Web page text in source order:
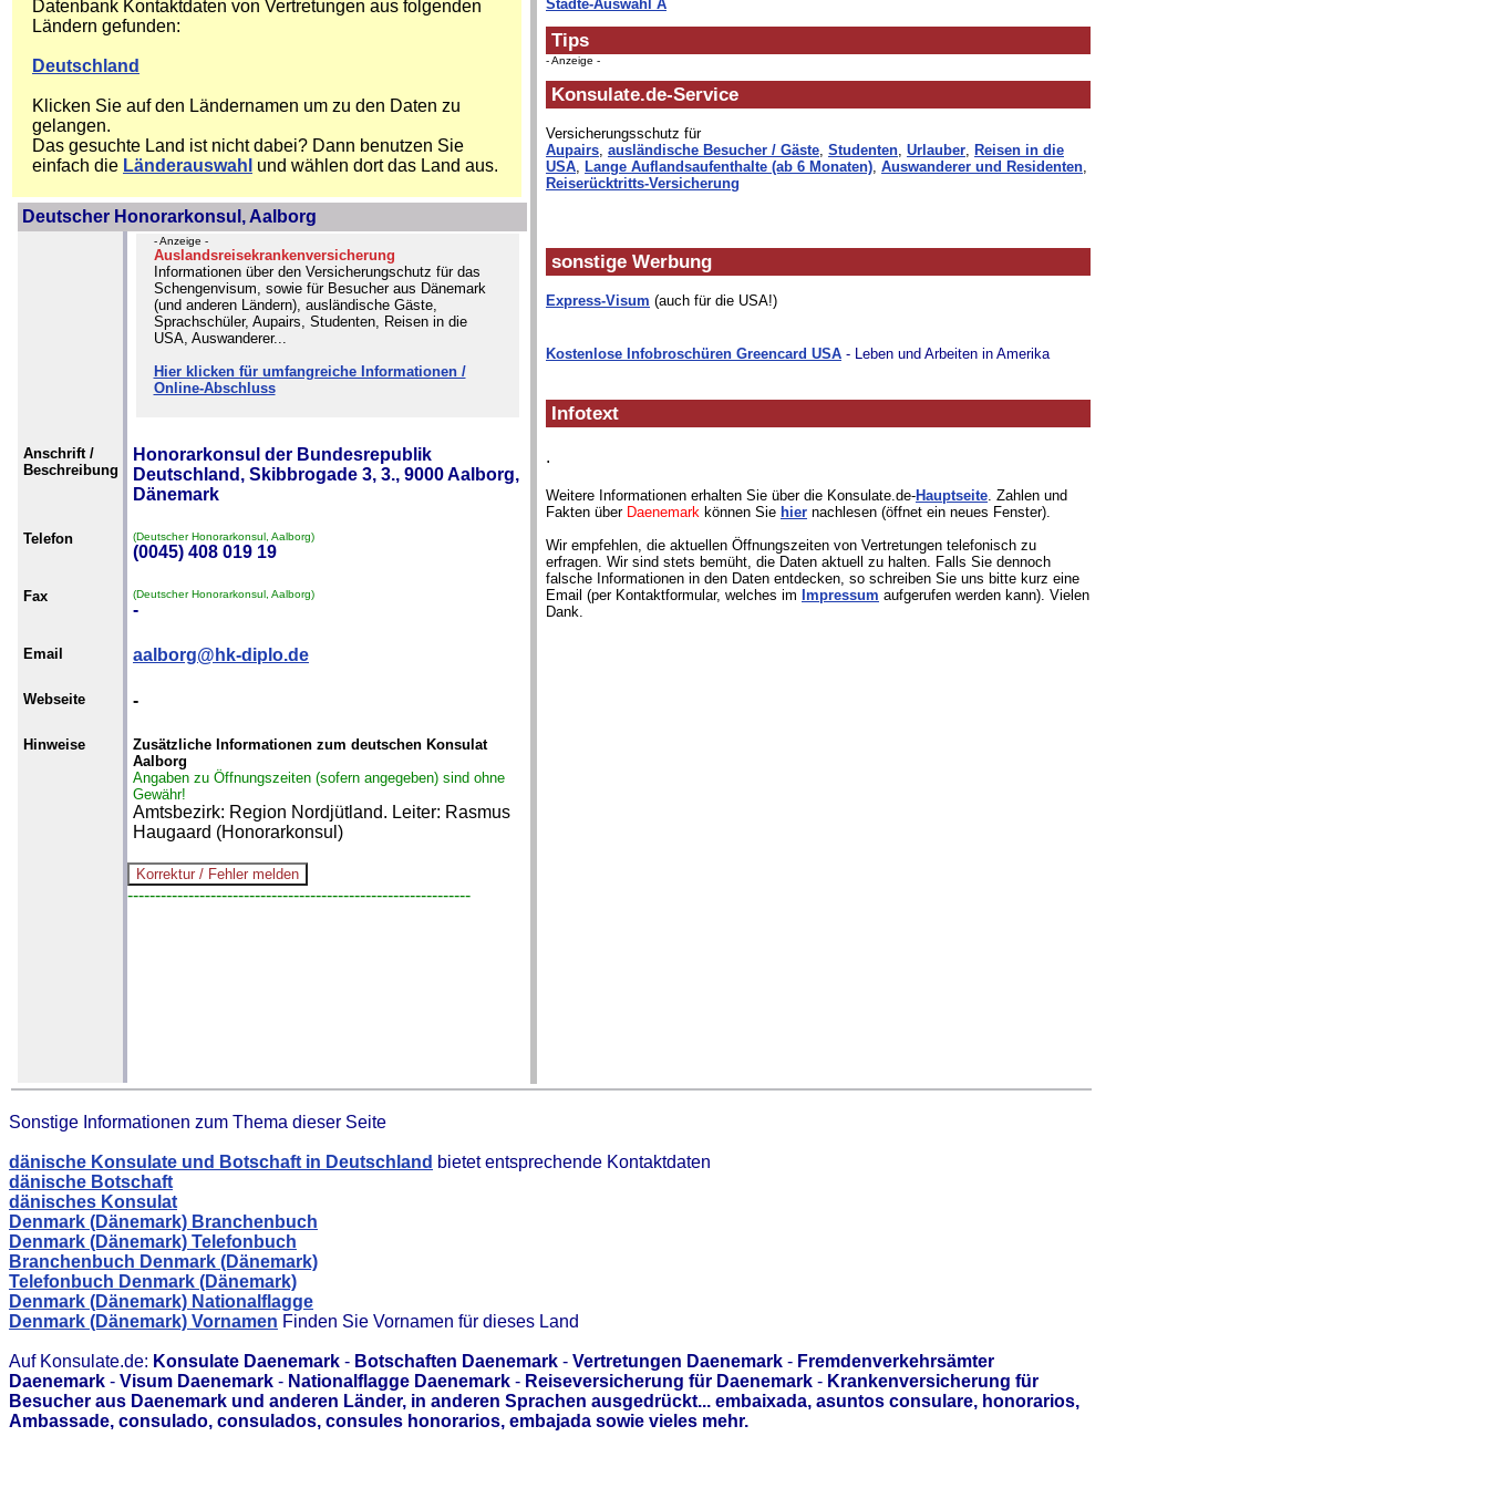
Datenbank Kontaktdaten von Vertretungen aus folgenden
Ländern gefunden:
Deutschland
Klicken Sie auf den Ländernamen um zu den Daten zu
gelangen.
Das gesuchte Land ist nicht dabei? Dann benutzen Sie
einfach die Länderauswahl und wählen dort das Land aus.
Deutscher Honorarkonsul, Aalborg
- Anzeige -
Auslandsreisekrankenversicherung
Informationen über den Versicherungschutz für das
Schengenvisum, sowie für Besucher aus Dänemark
(und anderen Ländern), ausländische Gäste,
Sprachschüler, Aupairs, Studenten, Reisen in die
USA, Auswanderer...
Hier klicken für umfangreiche Informationen /
Online-Abschluss
Anschrift /
Beschreibung
Honorarkonsul der Bundesrepublik
Deutschland, Skibbrogade 3, 3., 9000 Aalborg,
Dänemark
Telefon (Deutscher Honorarkonsul, Aalborg)
(0045) 408 019 19
Fax (Deutscher Honorarkonsul, Aalborg)
-
Email aalborg@hk-diplo.de
Webseite -
Hinweise
Zusätzliche Informationen zum deutschen Konsulat
Aalborg
Angaben zu Öffnungszeiten (sofern angegeben) sind ohne
Gewähr!
Amtsbezirk: Region Nordjütland. Leiter: Rasmus
Haugaard (Honorarkonsul)
--------------------------------------------------------------
Städte-Auswahl A
Tips
- Anzeige -
Konsulate.de-Service
Versicherungsschutz für
Aupairs, ausländische Besucher / Gäste, Studenten, Urlauber, Reisen in die
USA, Lange Auflandsaufenthalte (ab 6 Monaten), Auswanderer und Residenten,
Reiserücktritts-Versicherung
sonstige Werbung
Express-Visum (auch für die USA!)
Kostenlose Infobroschüren Greencard USA - Leben und Arbeiten in Amerika
Infotext
.
Weitere Informationen erhalten Sie über die Konsulate.de-Hauptseite. Zahlen und
Fakten über Daenemark können Sie hier nachlesen (öffnet ein neues Fenster).
Wir empfehlen, die aktuellen Öffnungszeiten von Vertretungen telefonisch zu
erfragen. Wir sind stets bemüht, die Daten aktuell zu halten. Falls Sie dennoch
falsche Informationen in den Daten entdecken, so schreiben Sie uns bitte kurz eine
Email (per Kontaktformular, welches im Impressum aufgerufen werden kann). Vielen
Dank.
Sonstige Informationen zum Thema dieser Seite
dänische Konsulate und Botschaft in Deutschland bietet entsprechende Kontaktdaten
dänische Botschaft
dänisches Konsulat
Denmark (Dänemark) Branchenbuch
Denmark (Dänemark) Telefonbuch
Branchenbuch Denmark (Dänemark)
Telefonbuch Denmark (Dänemark)
Denmark (Dänemark) Nationalflagge
Denmark (Dänemark) Vornamen Finden Sie Vornamen für dieses Land
Auf Konsulate.de: Konsulate Daenemark - Botschaften Daenemark - Vertretungen Daenemark - Fremdenverkehrsämter
Daenemark - Visum Daenemark - Nationalflagge Daenemark - Reiseversicherung für Daenemark - Krankenversicherung für
Besucher aus Daenemark und anderen Länder, in anderen Sprachen ausgedrückt... embaixada, asuntos consulare, honorarios,
Ambassade, consulado, consulados, consules honorarios, embajada sowie vieles mehr.